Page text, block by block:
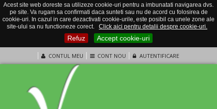
Acest site web doreste sa utilizeze cookie-uri pentru a imbunatati navigarea dvs.
pe site. Va rugam sa confirmati daca sunteti sau nu de acord cu folosirea de
cookie-uri. In cazul in care dezactivati cookie-urile, este posibil ca unele zone ale
site-ului sa nu functioneze corect.
Click aici pentru detalii despre cookie-uri.
Refuz Accept cookie-uri
CONTUL MEU CONT NOU AUTENTIFICARE